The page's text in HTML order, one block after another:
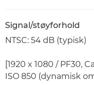
Signal/støyforhold
NTSC: 54 dB (typisk)
[1920 x 1080 / PF30,
ISO 850 (dynamisk